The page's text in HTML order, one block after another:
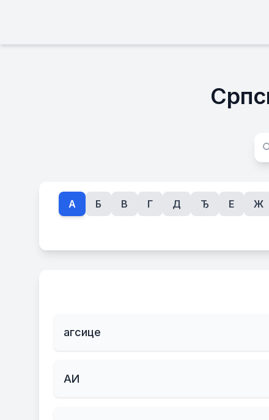
А Б В Г Д Ђ Е Ж
агсице
АИ